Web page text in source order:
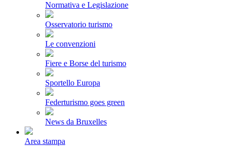
Normativa e Legislazione
Osservatorio turismo
Le convenzioni
Fiere e Borse del turismo
Sportello Europa
Federturismo goes green
News da Bruxelles
Area stampa